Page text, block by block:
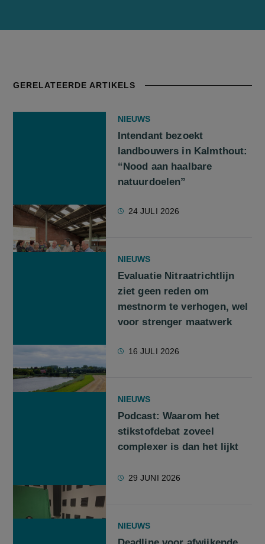
GERELATEERDE ARTIKELS
NIEUWS
Intendant bezoekt
landbouwers in Kalmthout:
“Nood aan haalbare
natuurdoelen”
24 JULI 2026
NIEUWS
Evaluatie Nitraatrichtlijn
ziet geen reden om
mestnorm te verhogen, wel
voor strenger maatwerk
16 JULI 2026
NIEUWS
Podcast: Waarom het
stikstofdebat zoveel
complexer is dan het lijkt
29 JUNI 2026
NIEUWS